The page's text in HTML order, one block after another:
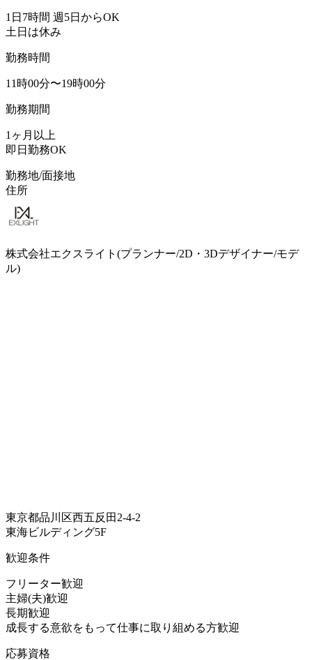
1日7時間 週5日からOK
土日は休み
勤務時間
11時00分〜19時00分
勤務期間
1ヶ月以上
即日勤務OK
勤務地/面接地
住所
株式会社エクスライト(プランナー/2D・3Dデザイナー/モデ
ル)
東京都品川区西五反田2-4-2
東海ビルディング5F
歓迎条件
フリーター歓迎
主婦(夫)歓迎
長期歓迎
成長する意欲をもって仕事に取り組める方歓迎
応募資格